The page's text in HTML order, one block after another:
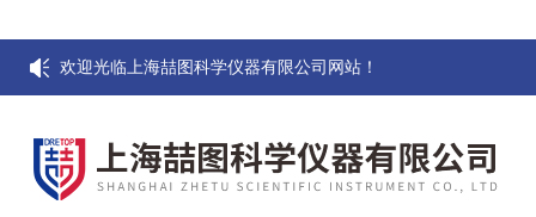
欢迎光临上海喆图科学仪器有限公司网站！